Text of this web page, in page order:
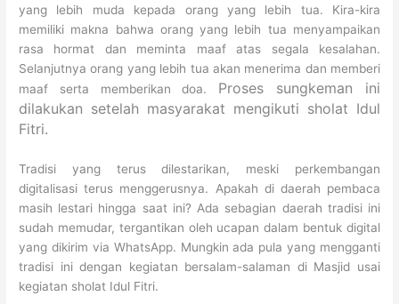
yang lebih muda kepada orang yang lebih tua. Kira-kira
memiliki makna bahwa orang yang lebih tua menyampaikan
rasa hormat dan meminta maaf atas segala kesalahan.
Selanjutnya orang yang lebih tua akan menerima dan memberi
maaf serta memberikan doa. Proses sungkeman ini
dilakukan setelah masyarakat mengikuti sholat Idul
Fitri.
Tradisi yang terus dilestarikan, meski perkembangan
digitalisasi terus menggerusnya. Apakah di daerah pembaca
masih lestari hingga saat ini? Ada sebagian daerah tradisi ini
sudah memudar, tergantikan oleh ucapan dalam bentuk digital
yang dikirim via WhatsApp. Mungkin ada pula yang mengganti
tradisi ini dengan kegiatan bersalam-salaman di Masjid usai
kegiatan sholat Idul Fitri.